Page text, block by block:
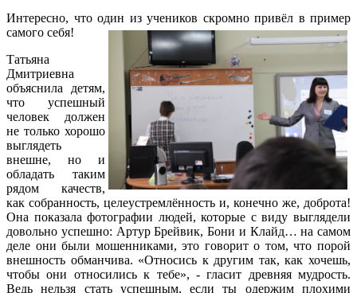
Интересно, что один из учеников скромно привёл в пример
самого себя!
Татьяна
Дмитриевна
объяснила детям,
что успешный
человек должен
не только хорошо
выглядеть
внешне, но и
обладать таким
рядом качеств,
как собранность, целеустремлённость и, конечно же, доброта!
Она показала фотографии людей, которые с виду выглядели
довольно успешно: Артур Брейвик, Бони и Клайд… на самом
деле они были мошенниками, это говорит о том, что порой
внешность обманчива. «Относись к другим так, как хочешь,
чтобы они относились к тебе», - гласит древняя мудрость.
Ведь нельзя стать успешным, если ты одержим плохими